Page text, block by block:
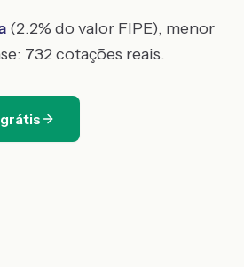
(2.2% do valor FIPE), menor
732cotações reais.
grátis